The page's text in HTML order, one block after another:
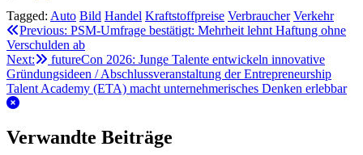
Tagged: Auto Bild Handel Kraftstoffpreise Verbraucher Verkehr
Beitragsnavigation
Previous: PSM-Umfrage bestätigt: Mehrheit lehnt Haftung ohne
Verschulden ab
Next:
futureCon 2026: Junge Talente entwickeln innovative
Gründungsideen / Abschlussveranstaltung der Entrepreneurship
Talent Academy (ETA) macht unternehmerisches Denken erlebbar
Verwandte Beiträge